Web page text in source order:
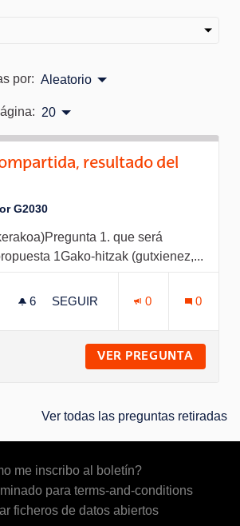
por: Aleatorio
20
resultado del
G2030
1. que será
1Gako-hitzak (gutxienez,...
6 6 SEGUIDORAS
SEGUIR
0 0
VER PREGUNTA
Ver todas las preguntas retiradas
me inscribo al boletín?
para terms-and-conditions
ficheros de datos abiertos